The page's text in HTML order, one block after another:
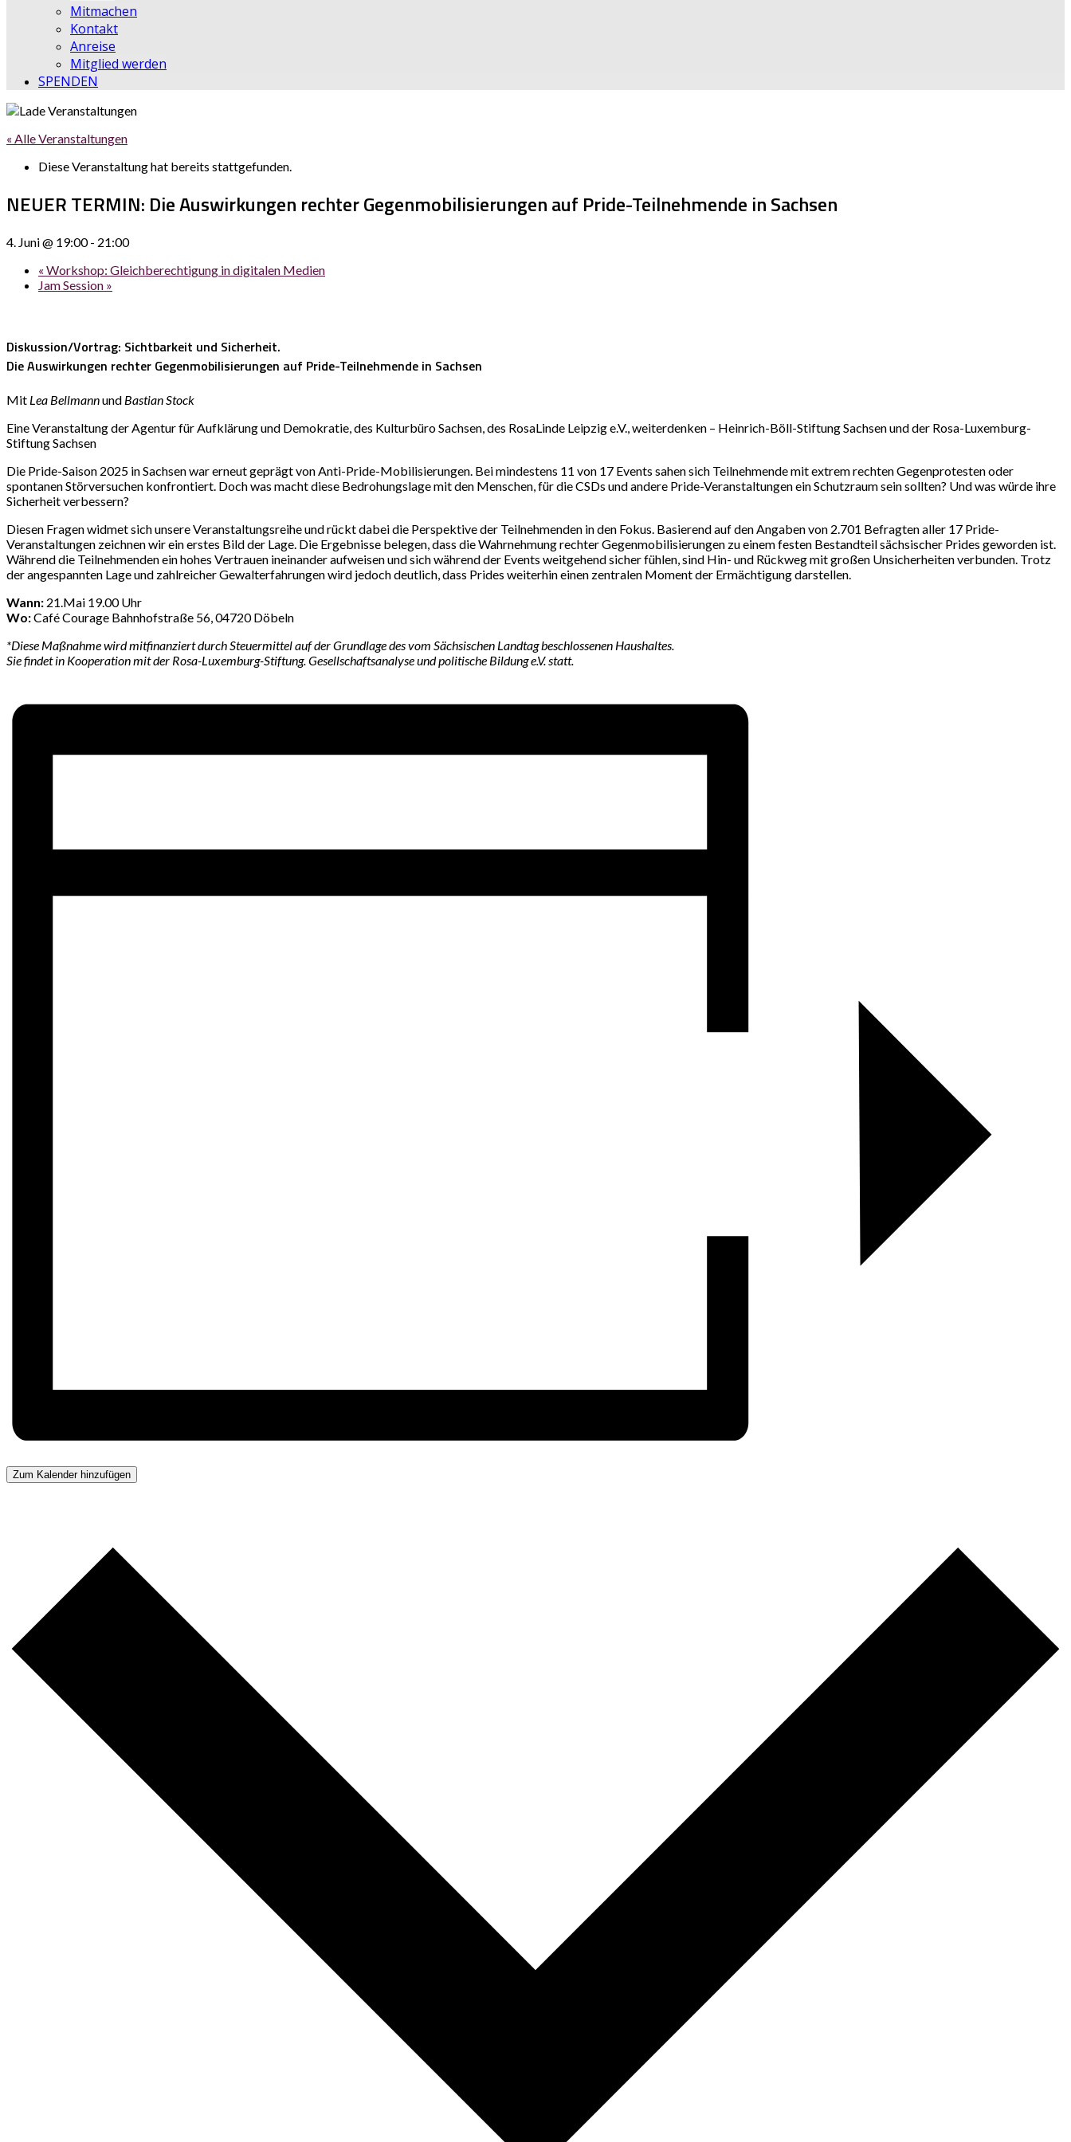
Mitmachen
Kontakt
Anreise
Mitglied werden
SPENDEN
« Alle Veranstaltungen
Diese Veranstaltung hat bereits stattgefunden.
NEUER TERMIN: Die Auswirkungen rechter Gegenmobilisierungen auf Pride-Teilnehmende in Sachsen
4. Juni @ 19:00- 21:00
« Workshop: Gleichberechtigung in digitalen Medien
Jam Session »
Diskussion/Vortrag: Sichtbarkeit und Sicherheit.
Die Auswirkungen rechter Gegenmobilisierungen auf Pride-Teilnehmende in Sachsen
Mit Lea Bellmannund Bastian Stock
Eine Veranstaltung der Agentur für Aufklärung und Demokratie, des Kulturbüro Sachsen, des RosaLinde Leipzig e.V., weiterdenken – Heinrich-Böll-Stiftung Sachsen und der Rosa-Luxemburg-
Stiftung Sachsen
Die Pride-Saison 2025 in Sachsen war erneut geprägt von Anti-Pride-Mobilisierungen. Bei mindestens 11 von 17 Events sahen sich Teilnehmende mit extrem rechten Gegenprotesten oder
spontanen Störversuchen konfrontiert. Doch was macht diese Bedrohungslage mit den Menschen, für die CSDs und andere Pride-Veranstaltungen ein Schutzraum sein sollten? Und was würde ihre
Sicherheit verbessern?
Diesen Fragen widmet sich unsere Veranstaltungsreihe und rückt dabei die Perspektive der Teilnehmenden in den Fokus. Basierend auf den Angaben von 2.701 Befragten aller 17 Pride-
Veranstaltungen zeichnen wir ein erstes Bild der Lage. Die Ergebnisse belegen, dass die Wahrnehmung rechter Gegenmobilisierungen zu einem festen Bestandteil sächsischer Prides geworden ist.
Während die Teilnehmenden ein hohes Vertrauen ineinander aufweisen und sich während der Events weitgehend sicher fühlen, sind Hin- und Rückweg mit großen Unsicherheiten verbunden. Trotz
der angespannten Lage und zahlreicher Gewalterfahrungen wird jedoch deutlich, dass Prides weiterhin einen zentralen Moment der Ermächtigung darstellen.
Wann: 21.Mai 19.00 Uhr
Wo:Café Courage Bahnhofstraße 56, 04720 Döbeln
*Diese Maßnahme wird mitfinanziert durch Steuermittel auf der Grundlage des vom Sächsischen Landtag beschlossenen Haushaltes.
Sie findet in Kooperation mit der Rosa-Luxemburg-Stiftung. Gesellschaftsanalyse und politische Bildung e.V. statt.
Zum Kalender hinzufügen